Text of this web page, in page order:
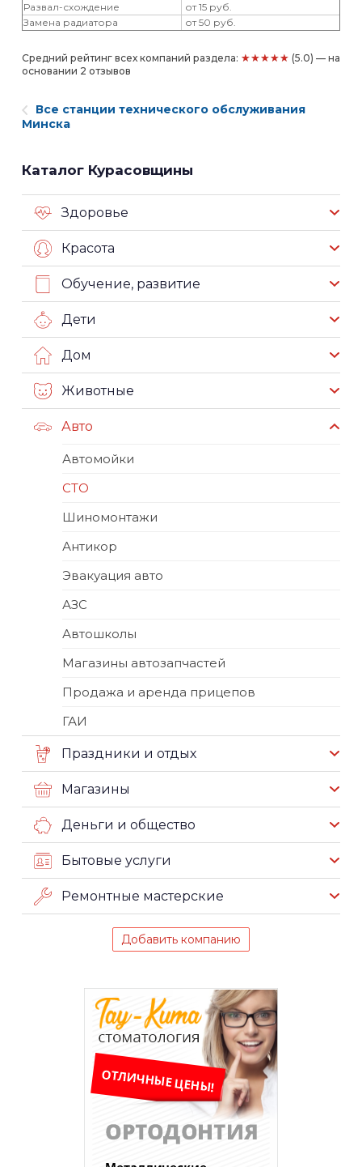
Развал-схождение
от 15 руб.
Замена радиатора
от 50 руб.
Средний рейтинг всех компаний раздела: ★★★★★ (5.0) — на
основании 2 отзывов
Все станции технического обслуживания
Минска
Каталог Курасовщины
Здоровье
Красота
Обучение, развитие
Дети
Дом
Животные
Авто
Автомойки
СТО
Шиномонтажи
Антикор
Эвакуация авто
АЗС
Автошколы
Магазины автозапчастей
Продажа и аренда прицепов
ГАИ
Праздники и отдых
Магазины
Деньги и общество
Бытовые услуги
Ремонтные мастерские
Добавить компанию